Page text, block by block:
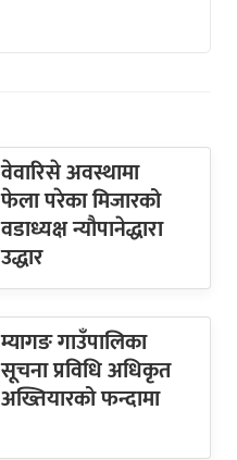
वेवारिसे अवस्थामा
फेला परेका मिजारको
वडाध्यक्ष न्यौपानेद्धारा
उद्धार
म्यागङ गाउँपालिका
सूचना प्रविधि अधिकृत
अख्तियारको फन्दामा